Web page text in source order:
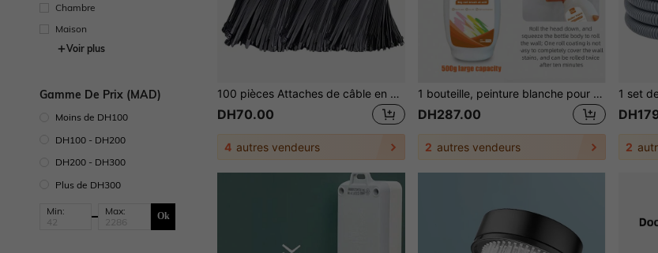
Chambre
Maison
Voir plus
Gamme De Prix (MAD)
Moins de DH100
DH100 - DH200
DH200 - DH300
Plus de DH300
Min: Max: Ok
100 pièces Attaches de câble en nylon noires à verrouillage automatique haute résistance à usage industriel
DH70.00
4 autres vendeurs
1 bouteille, peinture blanche pour mur, grand rouleau pour outil de réparation murale, grand rouleau pour peinture latex à base d'eau, meilleur choix pour enlever les taches de mur peinture blanche (blanc)
DH287.00
2 autres vendeurs 2